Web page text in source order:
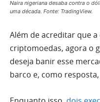
Naira nigeriana desaba contra o
uma década. Fonte: TradingView.
Além de acreditar que
criptomoedas, agora o
deseja banir esse
barco e, como